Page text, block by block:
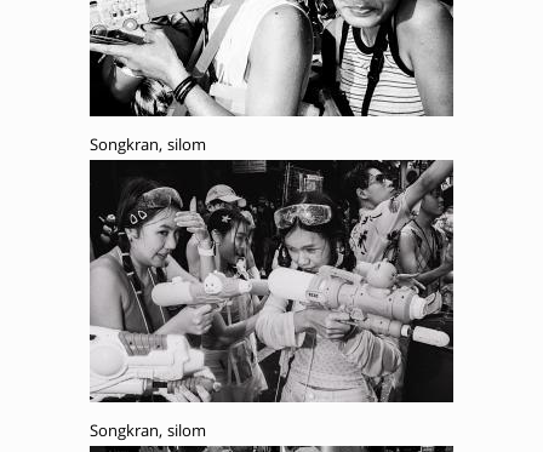
Songkran, silom
Songkran, silom